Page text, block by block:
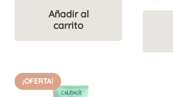
Añadir al
carrito
¡OFERTA!